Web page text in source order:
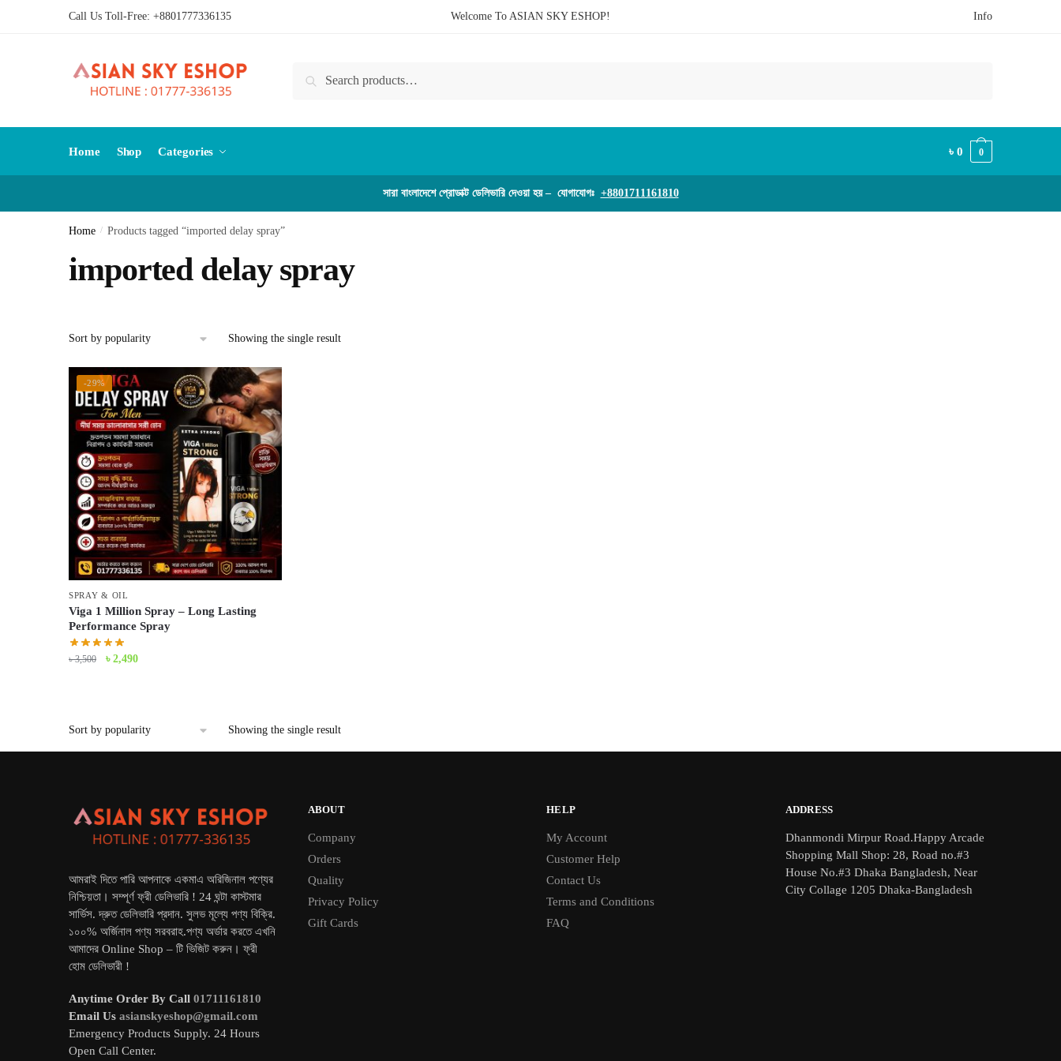
Call Us Toll-Free: +8801777336135 Welcome To ASIAN SKY ESHOP! Info
Search
Home Shop Categories ৳0 0
সারা বাংলাদেশে প্রোডাক্ট ডেলিভারি দেওয়া হয় – যোগাযোগঃ +8801711161810
Home / Products tagged “imported delay spray”
imported delay spray
Showing the single result
-29%
SPRAY & OIL
Viga 1 Million Spray – Long Lasting
Performance Spray
৳3,500
Original
৳ 2,490Current
Showing the single result
আমরাই দিতে পারি আপনাকে একমাএ অরিজিনাল পণ্যের
নিশ্চিয়তা। সম্পূর্ণ ফ্রী ডেলিভারি ! 24 ঘন্টা কাস্টমার
সার্ভিস. দ্রুত ডেলিভারি প্রদান. সুলভ মূল্যে পণ্য বিক্রি.
১০০% অর্জিনাল পণ্য সরবরাহ.পণ্য অর্ডার করতে এখনি
আমাদের Online Shop – টি ভিজিট করুন। ফ্রী
হোম ডেলিভারী !
Anytime Order By Call 01711161810
Email Us asianskyeshop@gmail.com
Emergency Products Supply. 24 Hours
Open Call Center.
ABOUT
Company
Orders
Quality
Privacy Policy
Gift Cards
HELP
My Account
Customer Help
Contact Us
Terms and Conditions
FAQ
ADDRESS
Dhanmondi Mirpur Road.Happy Arcade
Shopping Mall Shop: 28, Road no.#3
House No.#3 Dhaka Bangladesh, Near
City Collage 1205 Dhaka-Bangladesh